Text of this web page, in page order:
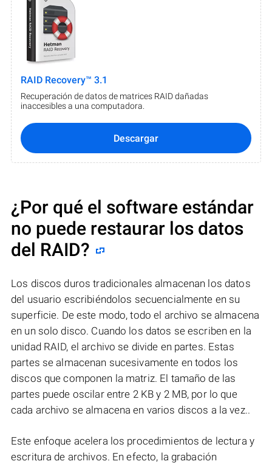
RAID Recovery™ 3.1
Recuperación de datos de matrices RAID dañadas
inaccesibles a una computadora.
Descargar
¿Por qué el software estándar
no puede restaurar los datos
del RAID?
Los discos duros tradicionales almacenan los datos
del usuario escribiéndolos secuencialmente en su
superficie. De este modo, todo el archivo se almacena
en un solo disco. Cuando los datos se escriben en la
unidad RAID, el archivo se divide en partes. Estas
partes se almacenan sucesivamente en todos los
discos que componen la matriz. El tamaño de las
partes puede oscilar entre 2 KB y 2 MB, por lo que
cada archivo se almacena en varios discos a la vez..
Este enfoque acelera los procedimientos de lectura y
escritura de archivos. En efecto, la grabación